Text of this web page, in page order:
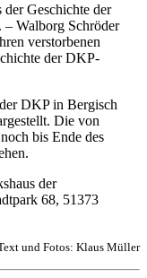
Geschichte der
Walborg Schröder
verstorbenen
der DKP-
DKP in Bergisch
Die von
bis Ende des
der
68, 51373
und Fotos: Klaus Müller